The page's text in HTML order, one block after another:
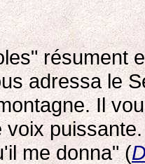
résument
adressa le
Il
voix
me donna" (